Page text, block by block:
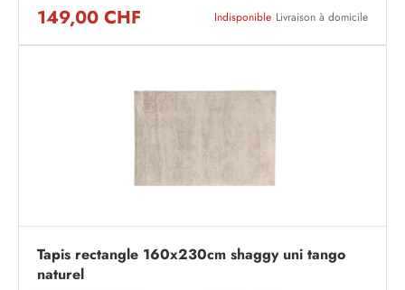
149,00 CHF Indisponible Livraison à domicile
Tapis rectangle 160x230cm shaggy uni tango
naturel